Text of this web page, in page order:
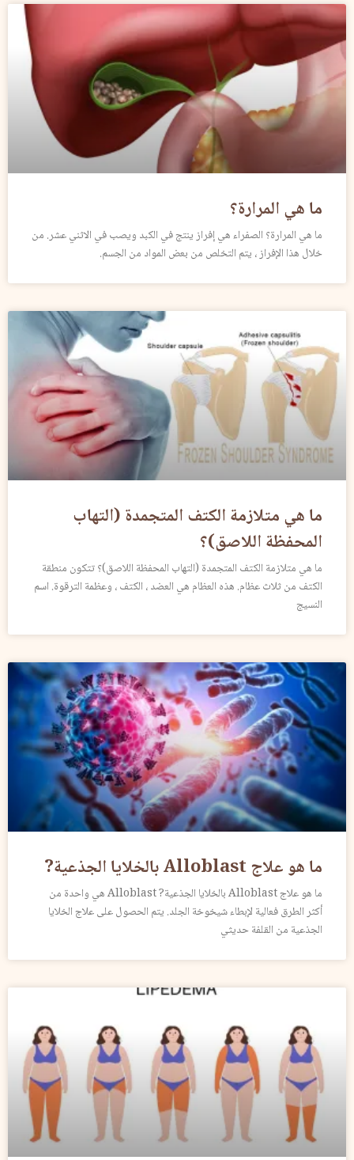
ما هي المرارة؟
ما هي المرارة؟ الصفراء هي إفراز ينتج في الكبد ويصب في الاثني عشر. من
خلال هذا الإفراز ، يتم التخلص من بعض المواد من الجسم.
ما هي متلازمة الكتف المتجمدة (التهاب
المحفظة اللاصق)؟
ما هي متلازمة الكتف المتجمدة (التهاب المحفظة اللاصق)؟ تتكون منطقة
الكتف من ثلاث عظام. هذه العظام هي العضد ، الكتف ، وعظمة الترقوة. اسم
النسيج
ما هو علاج Alloblast بالخلايا الجذعية?
ما هو علاج Alloblast بالخلايا الجذعية? Alloblast هي واحدة من
أكثر الطرق فعالية لإبطاء شيخوخة الجلد. يتم الحصول على علاج الخلايا
الجذعية من القلفة حديثي